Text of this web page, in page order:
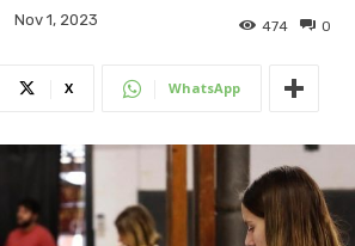
Nov 1, 2023 0
474
X WhatsApp